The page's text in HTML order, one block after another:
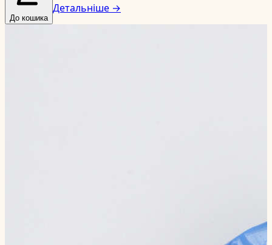
До кошика
Детальніше →